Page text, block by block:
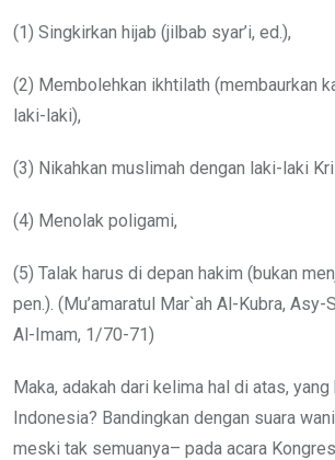
(1) Singkirkan hijab (jilbab syar’i, ed.),
(2) Membolehkan ikhtilath (membaurkan
laki-laki),
(3) Nikahkan muslimah dengan laki-laki
(4) Menolak poligami,
(5) Talak harus di depan hakim (bukan
pen.). (Mu’amaratul Mar`ah Al-Kubra, Asy-
Al-Imam, 1/70-71)
Maka, adakah dari kelima hal di atas,
Indonesia? Bandingkan dengan suara
meski tak semuanya– pada acara